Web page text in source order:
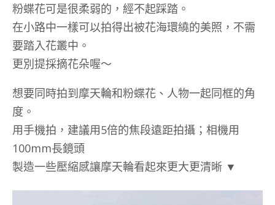
粉蝶花可是很柔弱的，經不起踩踏。
在小路中一樣可以拍得出被花海環繞的美照，不需
要踏入花叢中。
更別提採摘花朵喔～
想要同時拍到摩天輪和粉蝶花、人物一起同框的角
度。
用手機拍，建議用5倍的焦段遠距拍攝；相機用
100mm長鏡頭
製造一些壓縮感讓摩天輪看起來更大更清晰 ▼